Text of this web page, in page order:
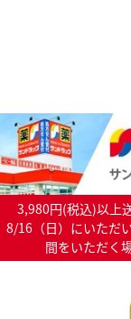
3,980円(税込)以上
8/16（日）にいただ
間をいただく